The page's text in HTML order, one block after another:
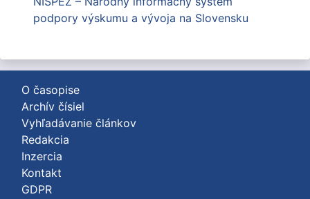
podpory výskumu a vývoja na Slovensku
O časopise
Archív čísiel
Vyhľadávanie článkov
Redakcia
Inzercia
Kontakt
GDPR